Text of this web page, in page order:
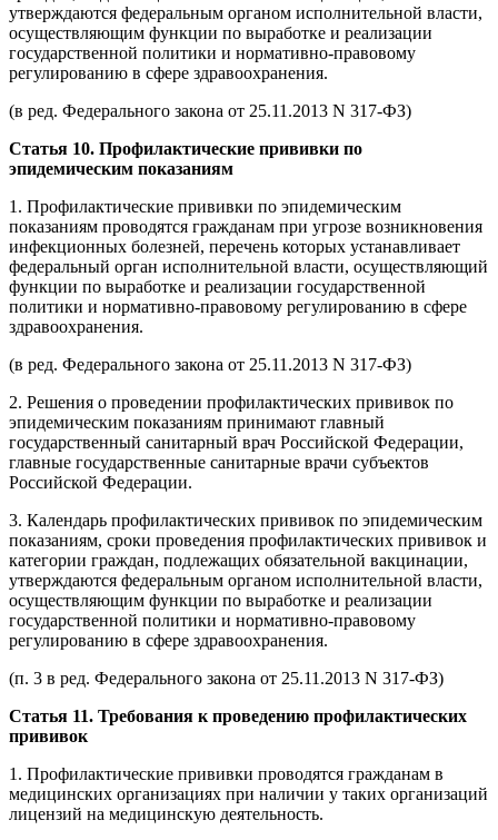
утверждаются федеральным органом исполнительной власти,
осуществляющим функции по выработке и реализации
государственной политики и нормативно-правовому
регулированию в сфере здравоохранения.
(в ред. Федерального закона от 25.11.2013 N 317-ФЗ)
Статья 10. Профилактические прививки по
эпидемическим показаниям
1. Профилактические прививки по эпидемическим
показаниям проводятся гражданам при угрозе возникновения
инфекционных болезней, перечень которых устанавливает
федеральный орган исполнительной власти, осуществляющий
функции по выработке и реализации государственной
политики и нормативно-правовому регулированию в сфере
здравоохранения.
(в ред. Федерального закона от 25.11.2013 N 317-ФЗ)
2. Решения о проведении профилактических прививок по
эпидемическим показаниям принимают главный
государственный санитарный врач Российской Федерации,
главные государственные санитарные врачи субъектов
Российской Федерации.
3. Календарь профилактических прививок по эпидемическим
показаниям, сроки проведения профилактических прививок и
категории граждан, подлежащих обязательной вакцинации,
утверждаются федеральным органом исполнительной власти,
осуществляющим функции по выработке и реализации
государственной политики и нормативно-правовому
регулированию в сфере здравоохранения.
(п. 3 в ред. Федерального закона от 25.11.2013 N 317-ФЗ)
Статья 11. Требования к проведению профилактических
прививок
1. Профилактические прививки проводятся гражданам в
медицинских организациях при наличии у таких организаций
лицензий на медицинскую деятельность.